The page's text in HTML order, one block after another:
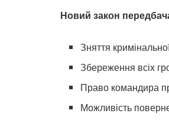
Новий закон
Зняття
Збереження всіх
Право командира
Можливість